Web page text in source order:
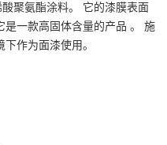
聚氨酯涂料。 它的漆膜表面
是一款高固体含量的产品 。 施
作为面漆使用。